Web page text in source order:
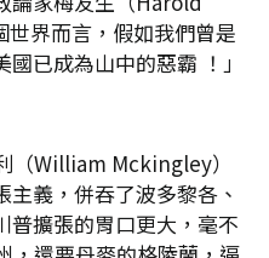
界而言，假如我們曾是
已成為山中的惡霸 ！」
（William Mckingley）
義，併吞了波多黎各、
普擴張的胃口更大，毫不